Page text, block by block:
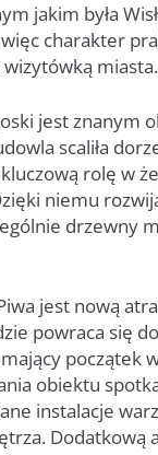
jakim była
charakter
wizytówką miasta.
jest znanym
scaliła
rolę w
niemu
drzewny
jest nową
powraca się
początek
obiektu
instalacje
Dodatkową